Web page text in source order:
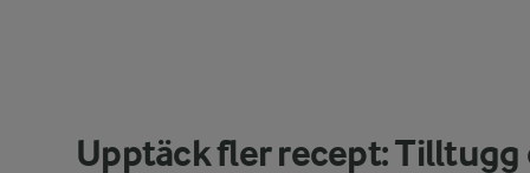
Upptäck fler recept: